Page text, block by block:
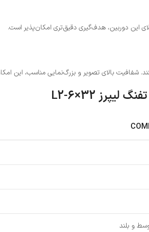
این دوربین، هدف‌گیری دقیق‌تری امکان‌پذیر است.
شفافیت بالای تصویر و بزرگ‌نمایی مناسب، این
و بلند